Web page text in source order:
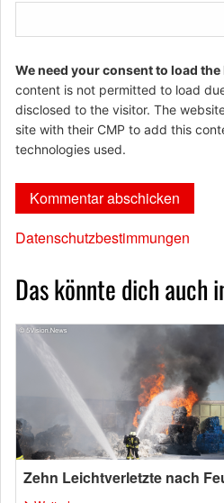
We need your consent to load
content is not permitted to load
disclosed to the visitor. The
site with their CMP to add this
technologies used.
Datenschutzbestimmungen
Das könnte dich auch
Zehn Leichtverletzte nach